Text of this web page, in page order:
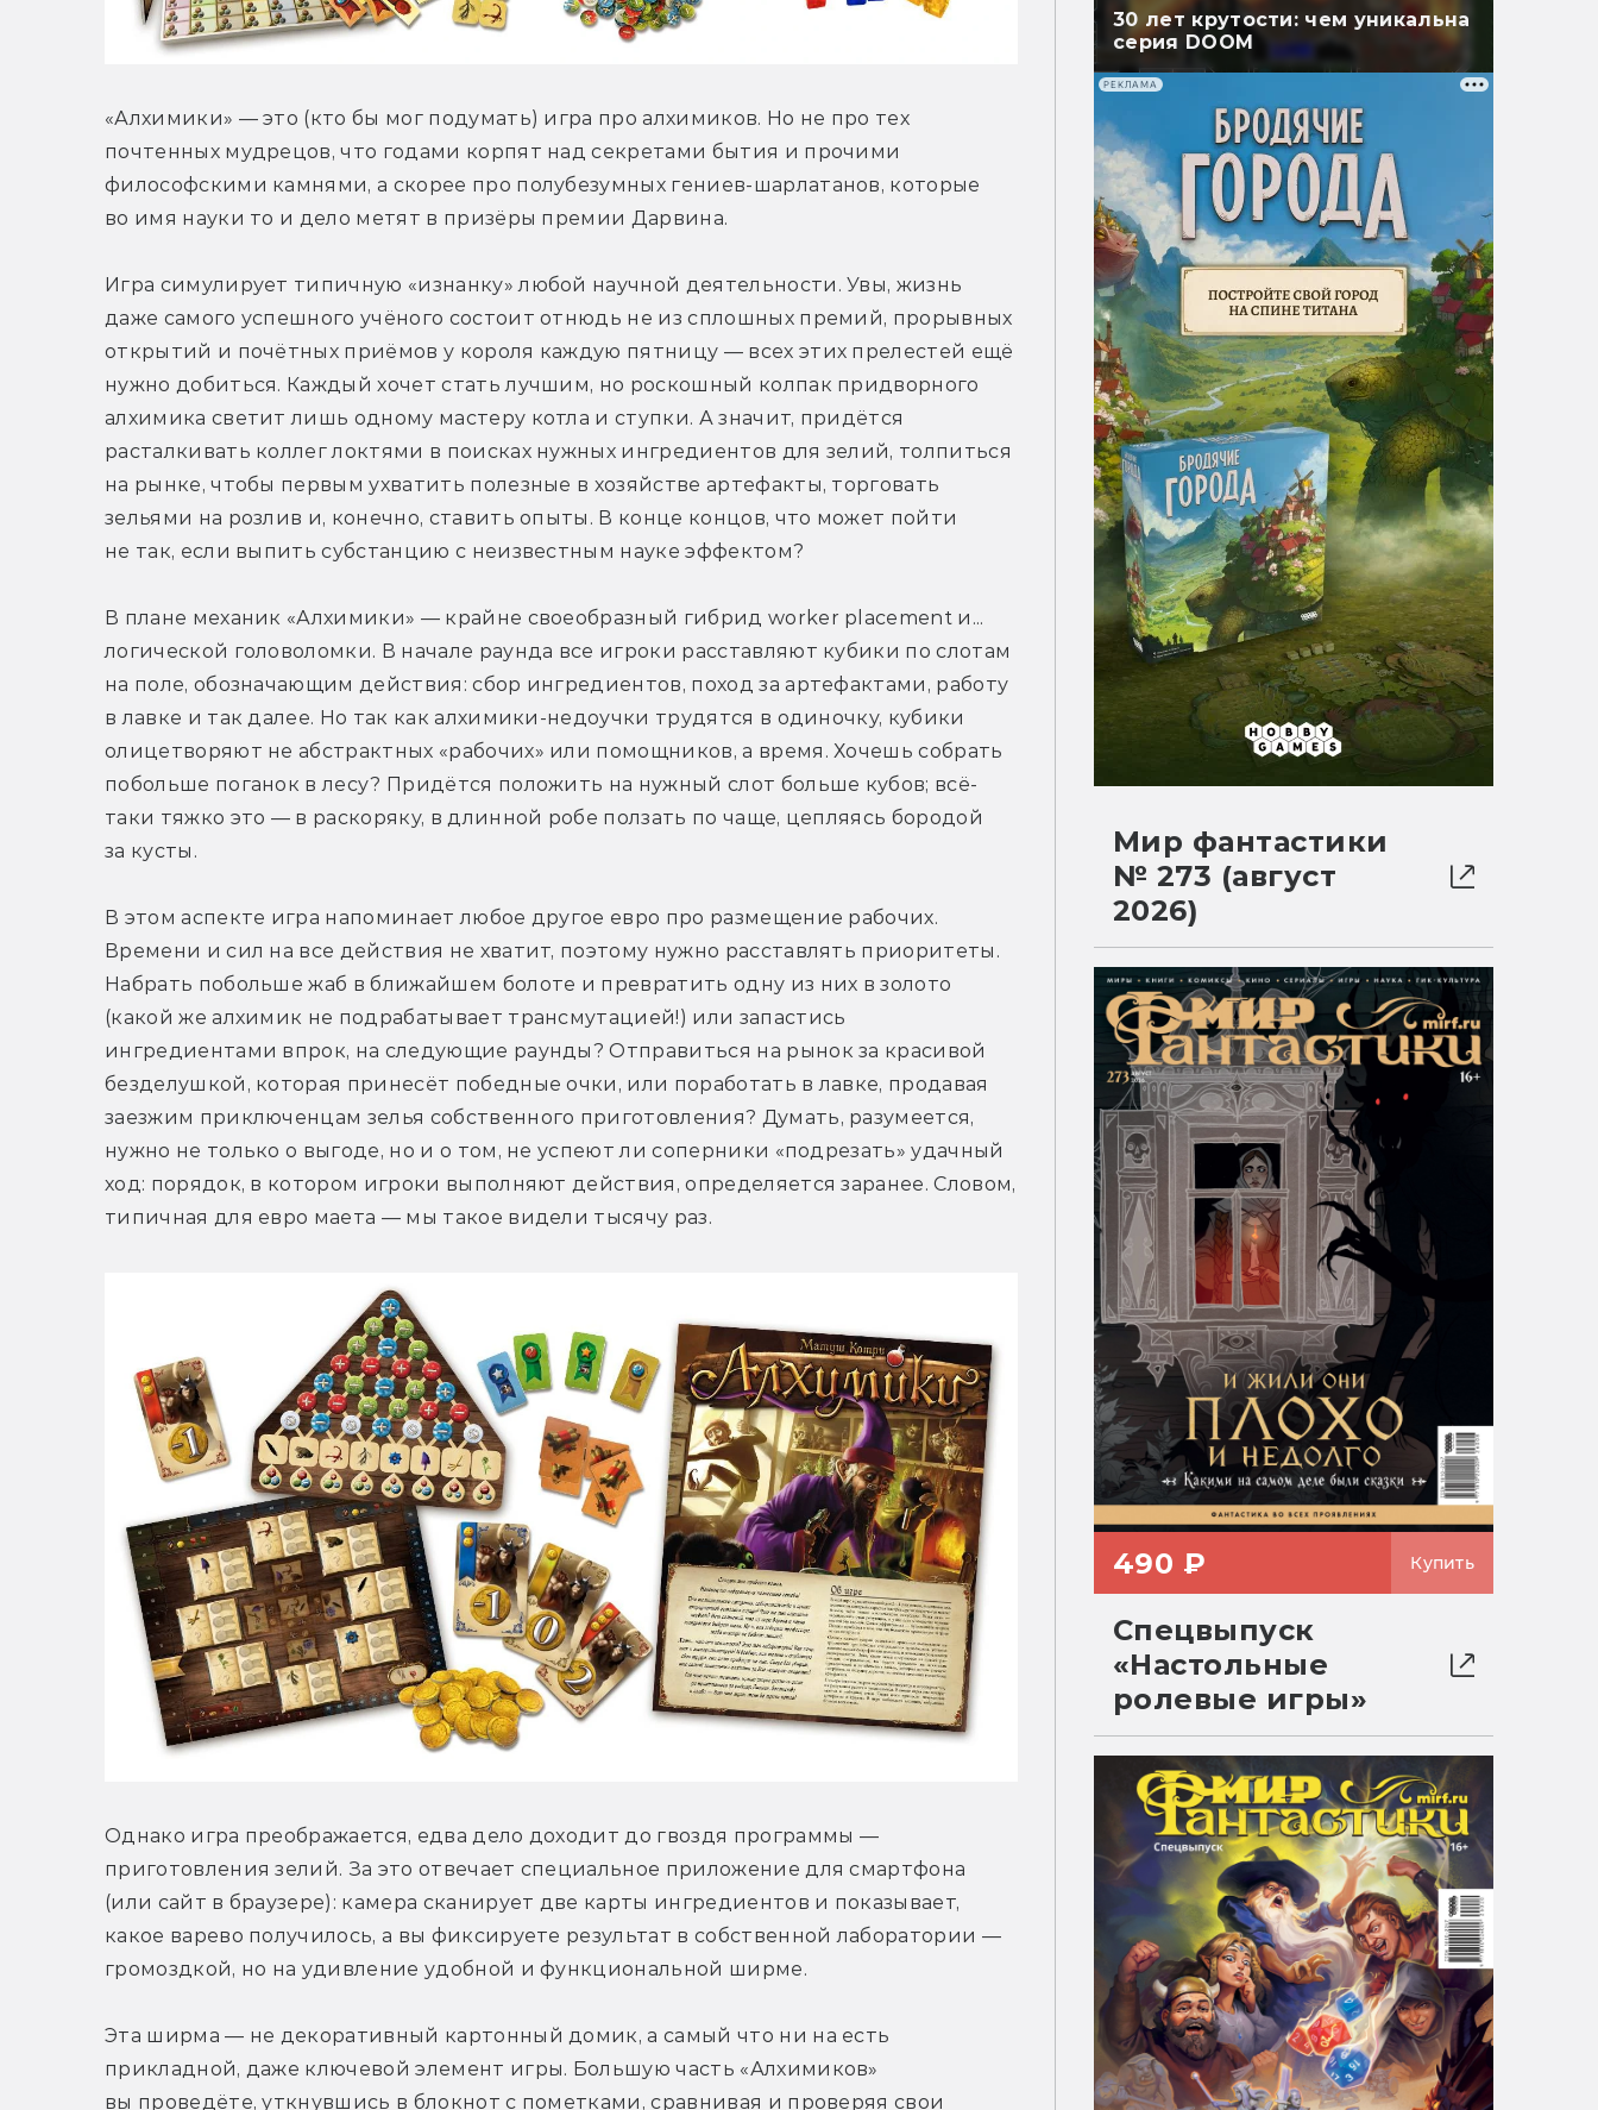
«Алхимики» — это (кто бы мог подумать) игра про алхимиков. Но не про тех
почтенных мудрецов, что годами корпят над секретами бытия и прочими
философскими камнями, а скорее про полубезумных гениев-шарлатанов, которые
во имя науки то и дело метят в призёры премии Дарвина.
Игра симулирует типичную «изнанку» любой научной деятельности. Увы, жизнь
даже самого успешного учёного состоит отнюдь не из сплошных премий, прорывных
открытий и почётных приёмов у короля каждую пятницу — всех этих прелестей ещё
нужно добиться. Каждый хочет стать лучшим, но роскошный колпак придворного
алхимика светит лишь одному мастеру котла и ступки. А значит, придётся
расталкивать коллег локтями в поисках нужных ингредиентов для зелий, толпиться
на рынке, чтобы первым ухватить полезные в хозяйстве артефакты, торговать
зельями на розлив и, конечно, ставить опыты. В конце концов, что может пойти
не так, если выпить субстанцию с неизвестным науке эффектом?
В плане механик «Алхимики» — крайне своеобразный гибрид worker placement и...
логической головоломки. В начале раунда все игроки расставляют кубики по слотам
на поле, обозначающим действия: сбор ингредиентов, поход за артефактами, работу
в лавке и так далее. Но так как алхимики-недоучки трудятся в одиночку, кубики
олицетворяют не абстрактных «рабочих» или помощников, а время. Хочешь собрать
побольше поганок в лесу? Придётся положить на нужный слот больше кубов; всё-
таки тяжко это — в раскоряку, в длинной робе ползать по чаще, цепляясь бородой
за кусты.
В этом аспекте игра напоминает любое другое евро про размещение рабочих.
Времени и сил на все действия не хватит, поэтому нужно расставлять приоритеты.
Набрать побольше жаб в ближайшем болоте и превратить одну из них в золото
(какой же алхимик не подрабатывает трансмутацией!) или запастись
ингредиентами впрок, на следующие раунды? Отправиться на рынок за красивой
безделушкой, которая принесёт победные очки, или поработать в лавке, продавая
заезжим приключенцам зелья собственного приготовления? Думать, разумеется,
нужно не только о выгоде, но и о том, не успеют ли соперники «подрезать» удачный
ход: порядок, в котором игроки выполняют действия, определяется заранее. Словом,
типичная для евро маета — мы такое видели тысячу раз.
Однако игра преображается, едва дело доходит до гвоздя программы —
приготовления зелий. За это отвечает специальное приложение для смартфона
(или сайт в браузере): камера сканирует две карты ингредиентов и показывает,
какое варево получилось, а вы фиксируете результат в собственной лаборатории —
громоздкой, но на удивление удобной и функциональной ширме.
Эта ширма — не декоративный картонный домик, а самый что ни на есть
прикладной, даже ключевой элемент игры. Большую часть «Алхимиков»
вы проведёте, уткнувшись в блокнот с пометками, сравнивая и проверяя свои
30 лет крутости: чем уникальна
серия DOOM
РЕКЛАМА
Мир фантастики
№ 273 (август
2026)
490 ₽ Купить
Спецвыпуск
«Настольные
ролевые игры»